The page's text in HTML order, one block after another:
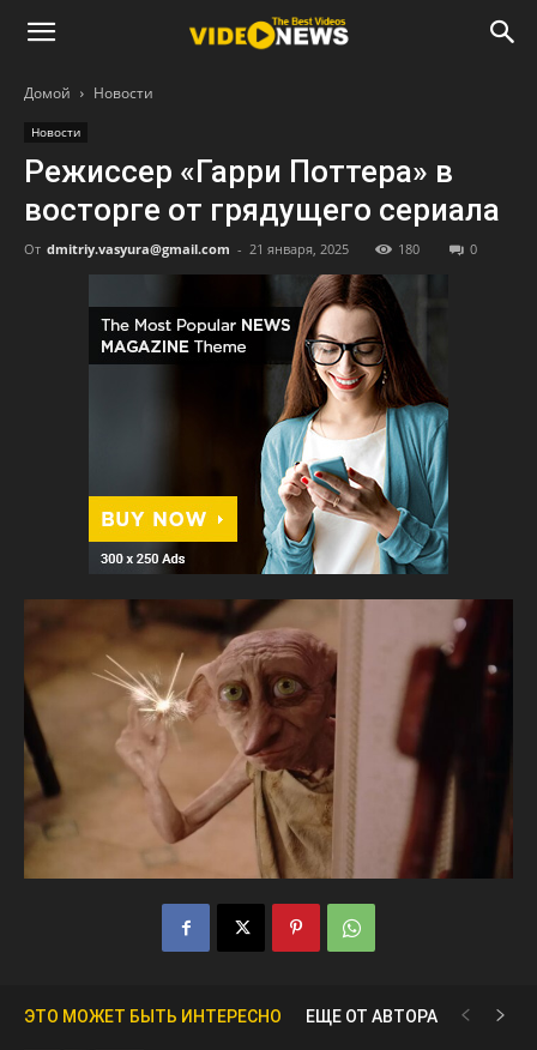
Домой Новости
Новости
Режиссер «Гарри Поттера» в
восторге от грядущего сериала
От dmitriy.vasyura@gmail.com - 21 января, 2025 180 0
ЭТО МОЖЕТ БЫТЬ ИНТЕРЕСНО ЕЩЕ ОТ АВТОРА